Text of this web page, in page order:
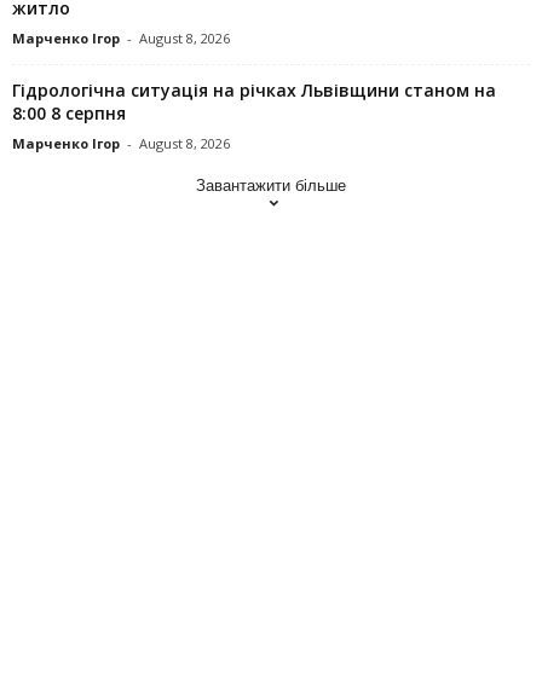
житло
Марченко Ігор - August 8, 2026
Гідрологічна ситуація на річках Львівщини станом на
8:00 8 серпня
Марченко Ігор - August 8, 2026
Завантажити більше